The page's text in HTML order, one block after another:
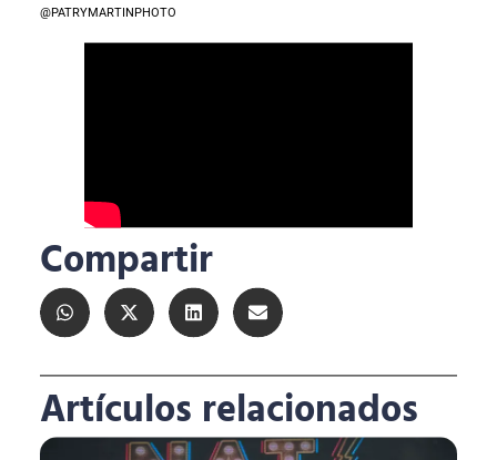
@PATRYMARTINPHOTO
Compartir
Artículos relacionados